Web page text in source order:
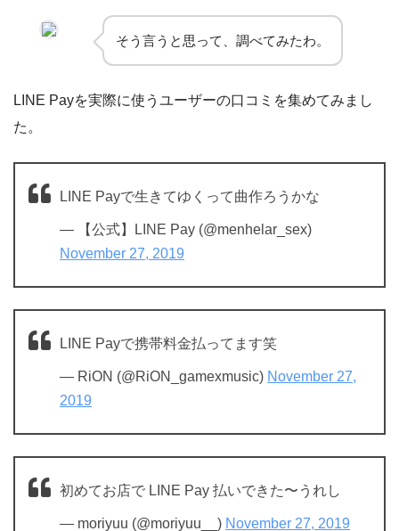
そう言うと思って、調べてみたわ。
LINE Payを実際に使うユーザーの口コミを集めてみまし
た。
LINE Payで生きてゆくって曲作ろうかな
— 【公式】LINE Pay (@menhelar_sex)
November 27, 2019
LINE Payで携帯料金払ってます笑
— RiON (@RiON_gamexmusic) November 27,
2019
初めてお店で LINE Pay 払いできた〜うれし
— moriyuu (@moriyuu__) November 27, 2019